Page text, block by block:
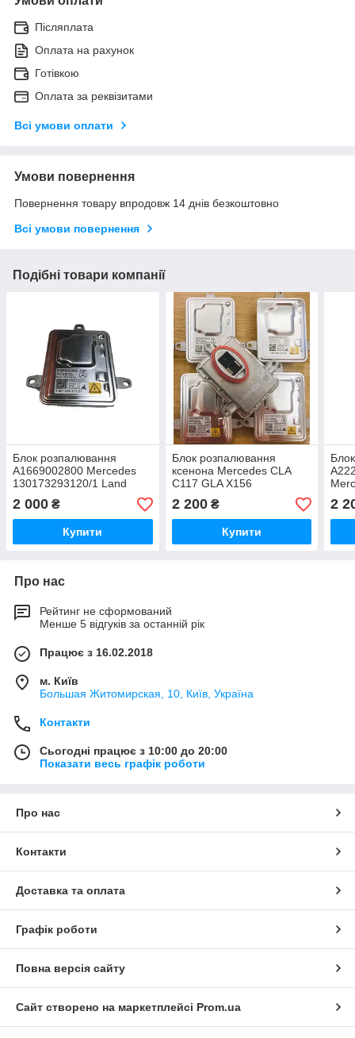
Післяплата
Оплата на рахунок
Готівкою
Оплата за реквізитами
Всі умови оплати
Умови повернення
Повернення товару впродовж 14 днів безкоштовно
Всі умови повернення
Подібні товари компанії
Блок розпалювання
А1669002800 Mercedes
130173293120/1 Land
Rover Кіа Volvo
A1669002800 Q03
2 000 ₴
Купити
Блок розпалювання
ксенона Mercedes CLA
C117 GLA X156
A2229003300 Q02
(130732931515)
2 200₴
Купити
2
Про нас
Рейтинг не сформований
Менше 5 відгуків за останній рік
Працює з 16.02.2018
м. Київ
Большая Житомирская, 10, Київ, Україна
Контакти
Сьогодні працює з 10:00 до 20:00
Показати весь графік роботи
Про нас
Контакти
Доставка та оплата
Графік роботи
Повна версія сайту
Сайт створено на маркетплейсі Prom.ua